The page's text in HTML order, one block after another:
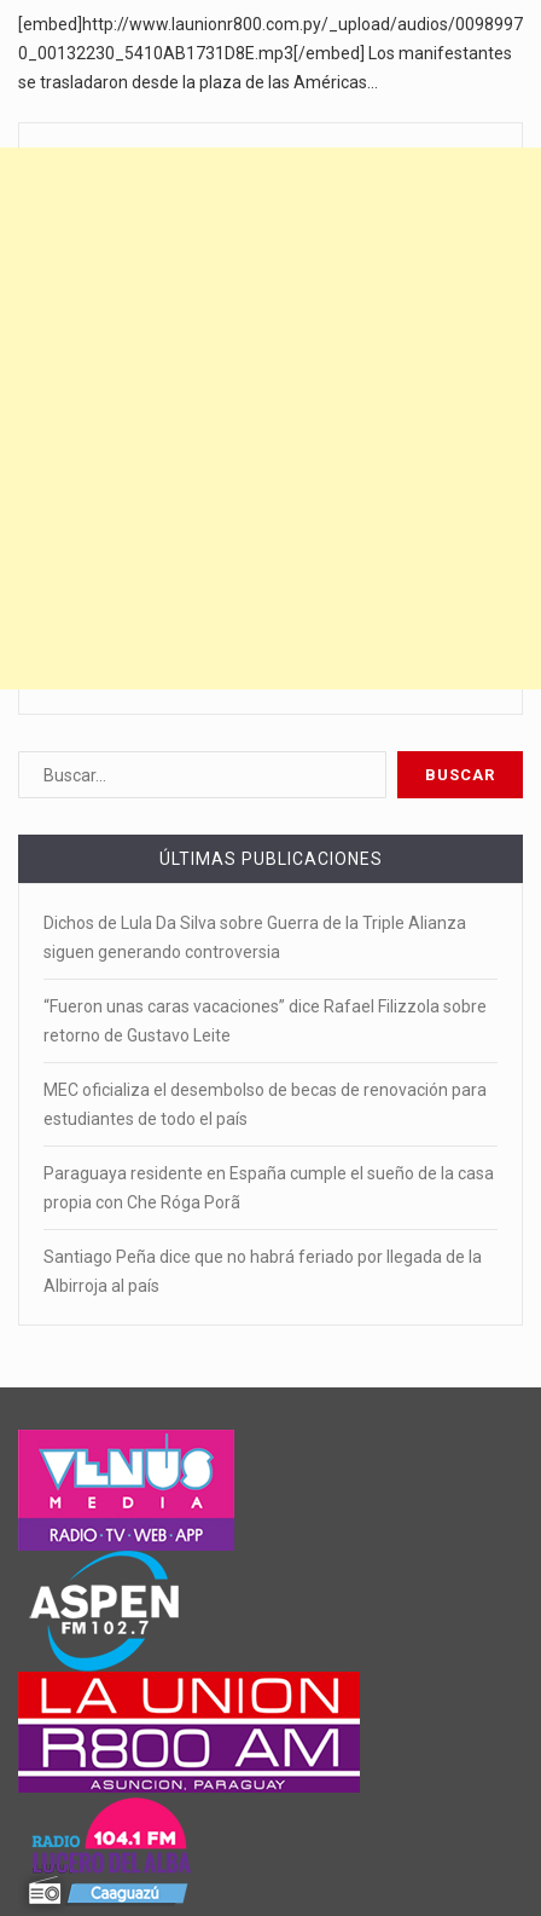
[embed]http://www.launionr800.com.py/_upload/audios/0098997
0_00132230_5410AB1731D8E.mp3[/embed] Los manifestantes
se trasladaron desde la plaza de las Américas…
ÚLTIMAS PUBLICACIONES
Dichos de Lula Da Silva sobre Guerra de la Triple Alianza
siguen generando controversia
“Fueron unas caras vacaciones” dice Rafael Filizzola sobre
retorno de Gustavo Leite
MEC oficializa el desembolso de becas de renovación para
estudiantes de todo el país
Paraguaya residente en España cumple el sueño de la casa
propia con Che Róga Porã
Santiago Peña dice que no habrá feriado por llegada de la
Albirroja al país